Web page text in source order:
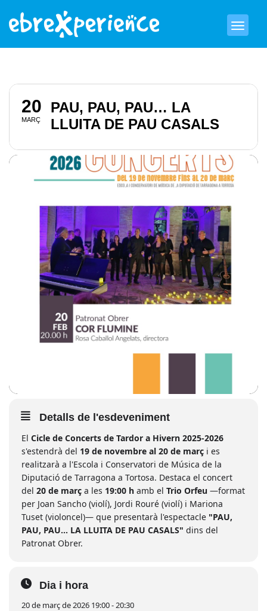
20
MARÇ
PAU, PAU, PAU… LA
LLUITA DE PAU CASALS
Detalls de l'esdeveniment
El Cicle de Concerts de Tardor a Hivern 2025-2026
s'estendrà del 19 de novembre al 20 de març i es
realitzarà a l'Escola i Conservatori de Música de la
Diputació de Tarragona a Tortosa. Destaca el concert
del 20 de març a les 19:00 h amb el Trio Orfeu —format
per Joan Sancho (violí), Jordi Rouré (violí) i Mariona
Tuset (violoncel)— que presentarà l'espectacle "PAU,
PAU, PAU... LA LLUITA DE PAU CASALS" dins del
Patronat Obrer.
Dia i hora
20 de març de 2026 19:00 - 20:30